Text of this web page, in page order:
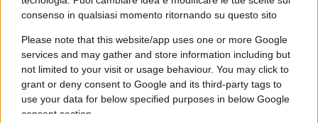
consenso in qualsiasi momento ritornando su questo sito
Please note that this website/app uses one or more Google
services and may gather and store information including but
not limited to your visit or usage behaviour. You may click to
grant or deny consent to Google and its third-party tags to
use your data for below specified purposes in below Google
consent section.
comunque una finestra di pop-up dov’è scritto che
la domanda è stata ricevuta e che arriverà una
email di conferma (sicchè il contribuente potrebbe
essere indotto a pensare che la mancata risposta
sia conseguenza di un ritardo
dell’amministrazione e lasciare incolpevolmente